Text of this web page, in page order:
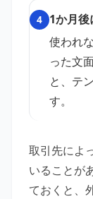
4 1か月
使われ
った文
と、テ
す。
取引先によ
いることが
ておくと、